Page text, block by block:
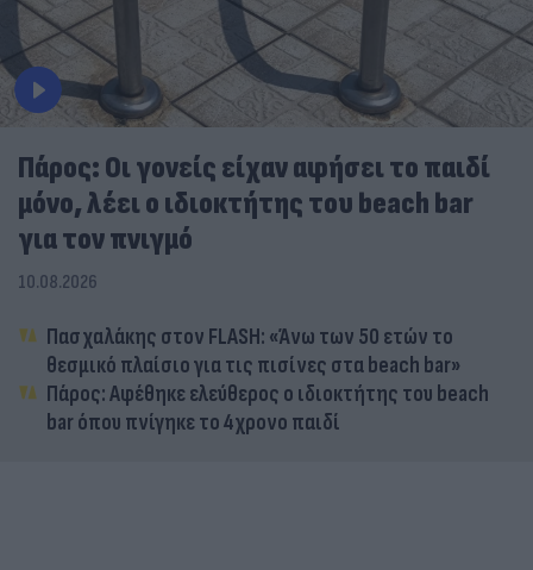
Πάρος: Οι γονείς είχαν αφήσει το παιδί
μόνο, λέει ο ιδιοκτήτης του beach bar
για τον πνιγμό
10.08.2026
Πασχαλάκης στον FLASH: «Άνω των 50 ετών το
θεσμικό πλαίσιο για τις πισίνες στα beach bar»
Πάρος: Αφέθηκε ελεύθερος ο ιδιοκτήτης του beach
bar όπου πνίγηκε το 4χρονο παιδί